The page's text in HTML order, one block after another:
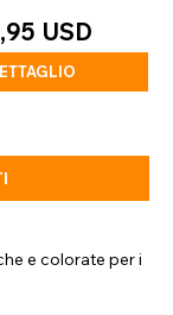
USD
e colorate per i